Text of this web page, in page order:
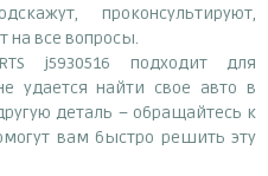
проконсультируют,
на все вопросы.
j5930516 подходит для
удается найти свое авто в
деталь – обращайтесь к
вам быстро решить эту